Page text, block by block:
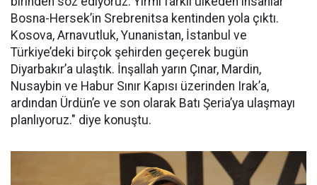
Bosna-Hersek’in Srebrenitsa kentinden yola çıktı.
Kosova, Arnavutluk, Yunanistan, İstanbul ve
Türkiye’deki birçok şehirden geçerek bugün
Diyarbakır’a ulaştık. İnşallah yarın Çınar, Mardin,
Nusaybin ve Habur Sınır Kapısı üzerinden Irak’a,
ardından Ürdün’e ve son olarak Batı Şeria’ya ulaşmayı
planlıyoruz." diye konuştu.